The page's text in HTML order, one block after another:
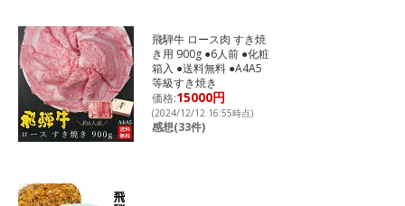
飛騨牛 ロース肉 すき焼
き用 900g ●6人前 ●化粧
箱入 ●送料無料 ●A4A5
等級すき焼き
価格:15000円
(2024/12/12 16:55時点)
感想(33件)